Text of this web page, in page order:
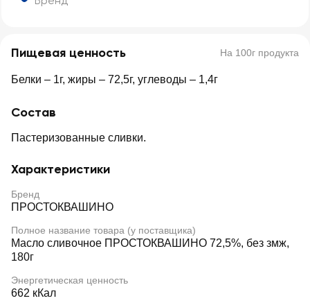
Пищевая ценность На 100г продукта
Белки – 1г, жиры – 72,5г, углеводы – 1,4г
Состав
Пастеризованные сливки.
Характеристики
Бренд
ПРОСТОКВАШИНО
Полное название товара (у поставщика)
Масло сливочное ПРОСТОКВАШИНО 72,5%, без змж,
180г
Энергетическая ценность
662 кКал